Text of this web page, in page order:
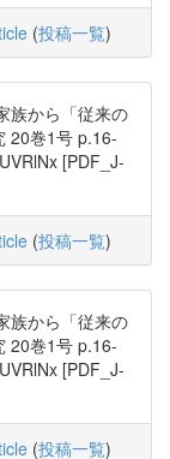
(投稿一覧)
族から「従来の
20巻1号 p.16-
[PDF_J-
(投稿一覧)
族から「従来の
20巻1号 p.16-
[PDF_J-
(投稿一覧)